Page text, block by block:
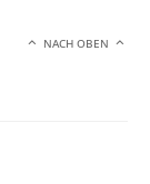
NACH OBEN